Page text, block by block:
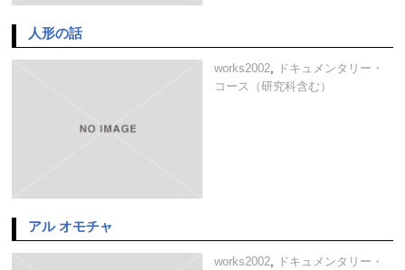
人形の話
works2002,
ドキュメンタリー・
コース（研究科含む）
アル オモチャ
works2002, ドキュメンタリー・